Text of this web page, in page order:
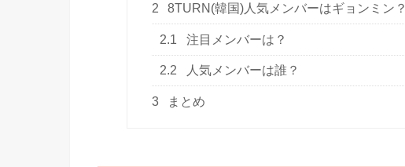
2 8TURN(韓国)人気メンバーはギョンミン？
2.1 注目メンバーは？
2.2 人気メンバーは誰？
3 まとめ